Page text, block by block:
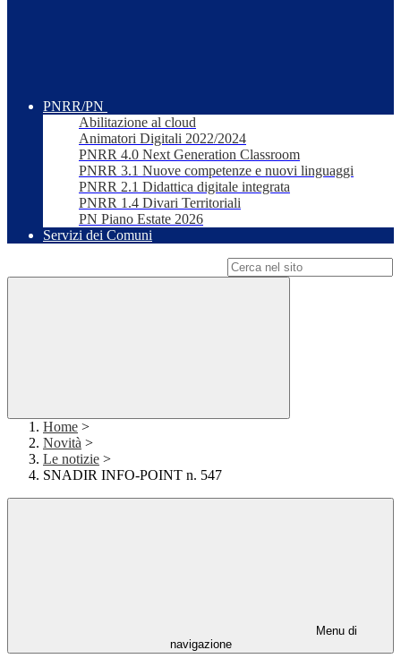
PNRR/PN
Abilitazione al cloud
Animatori Digitali 2022/2024
PNRR 4.0 Next Generation Classroom
PNRR 3.1 Nuove competenze e nuovi linguaggi
PNRR 2.1 Didattica digitale integrata
PNRR 1.4 Divari Territoriali
PN Piano Estate 2026
Servizi dei Comuni
Home >
Novità >
Le notizie >
SNADIR INFO-POINT n. 547
Menu di
navigazione